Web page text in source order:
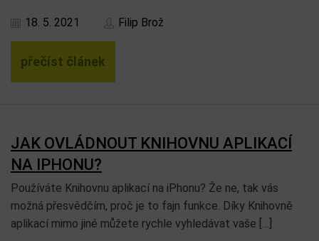
18. 5. 2021 Filip Brož
přečíst článek
JAK OVLÁDNOUT KNIHOVNU APLIKACÍ
NA IPHONU?
Používáte Knihovnu aplikací na iPhonu? Že ne, tak vás
možná přesvědčím, proč je to fajn funkce. Díky Knihovně
aplikací mimo jiné můžete rychle vyhledávat vaše […]